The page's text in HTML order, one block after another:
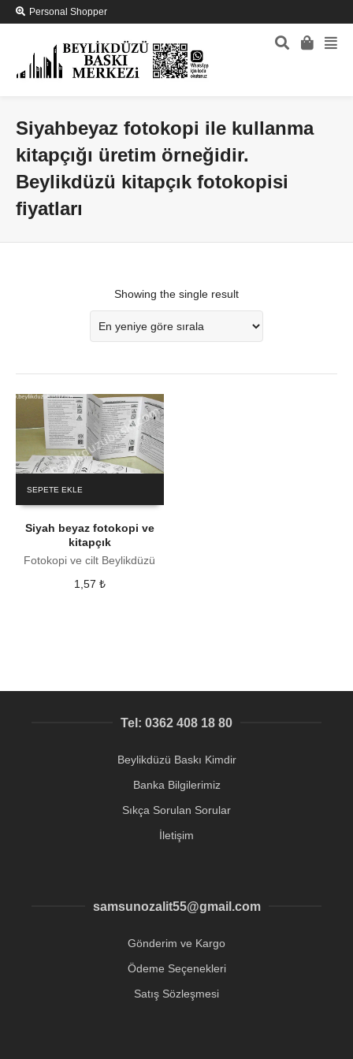
Personal Shopper
Siyahbeyaz fotokopi ile kullanma
kitapçığı üretim örneğidir.
Beylikdüzü kitapçık fotokopisi
fiyatları
Showing the single result
SEPETE EKLE
Siyah beyaz fotokopi ve
kitapçık
Fotokopi ve cilt Beylikdüzü
1,57 ₺
Tel: 0362 408 18 80
Beylikdüzü Baskı Kimdir
Banka Bilgilerimiz
Sıkça Sorulan Sorular
İletişim
samsunozalit55@gmail.com
Gönderim ve Kargo
Ödeme Seçenekleri
Satış Sözleşmesi